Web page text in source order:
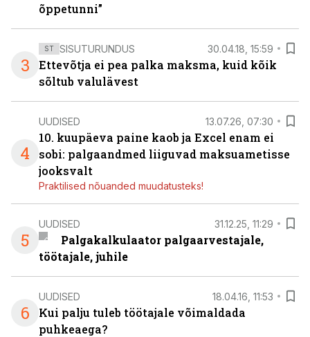
õppetunni”
3
ST SISUTURUNDUS 30.04.18, 15:59
Ettevõtja ei pea palka maksma, kuid kõik
sõltub valulävest
4
UUDISED 13.07.26, 07:30
10. kuupäeva paine kaob ja Excel enam ei
sobi: palgaandmed liiguvad maksuametisse
jooksvalt
Praktilised nõuanded muudatusteks!
5
UUDISED 31.12.25, 11:29
Palgakalkulaator palgaarvestajale,
töötajale, juhile
6
UUDISED 18.04.16, 11:53
Kui palju tuleb töötajale võimaldada
puhkeaega?